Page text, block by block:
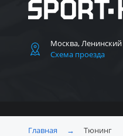
Москва, Ленинский
Схема проезда
Главная → Тюнинг